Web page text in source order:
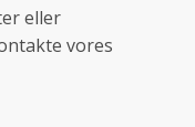
eller
vores